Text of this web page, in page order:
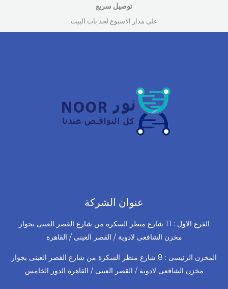
توصيل سريع
على مدار الاسبوع لحد باب البيت
عنوان الشركة
الفرع الاول : 11 شارع منظر السكرة من شارع القصر العينى بجوار
مخزن الشافعى لادوية / القصر العينى / القاهرة
المخزن الرئيسى : 8 شارع منظر السكرة من شارع القصر العينى بجوار
مخزن الشافعى لادوية / القصر العينى / القاهرة الدور الخامس